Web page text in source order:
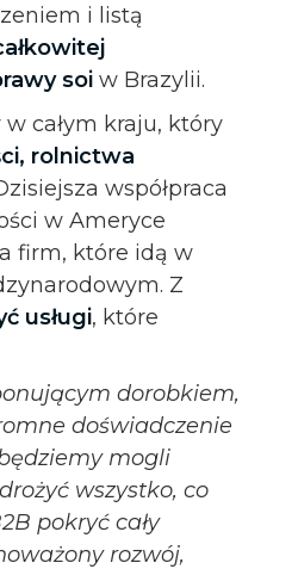
i listą
soi w Brazylii.
całym kraju, który
rolnictwa
współpraca
w Ameryce
firm, które idą w
Z
usługi, które
dorobkiem,
doświadczenie
mogli
wszystko, co
pokryć cały
rozwój,